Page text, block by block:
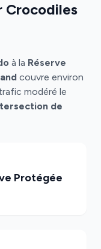
Crocodiles
à la Réserve
couvre environ
modéré le
de
Protégée